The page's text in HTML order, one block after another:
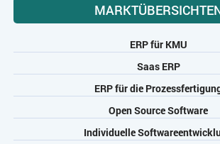
ERP für KMU
Saas ERP
ERP für die
Open Source Software
Individuelle